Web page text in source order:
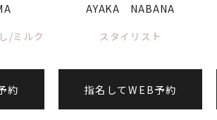
/ミルク
約
AYAKA NABANA
スタイリスト
指名してWEB予約